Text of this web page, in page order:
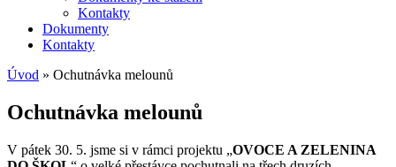
Kontakty
Dokumenty
Kontakty
Úvod » Ochutnávka melounů
Ochutnávka melounů
V pátek 30. 5. jsme si v rámci projektu „OVOCE A ZELENINA